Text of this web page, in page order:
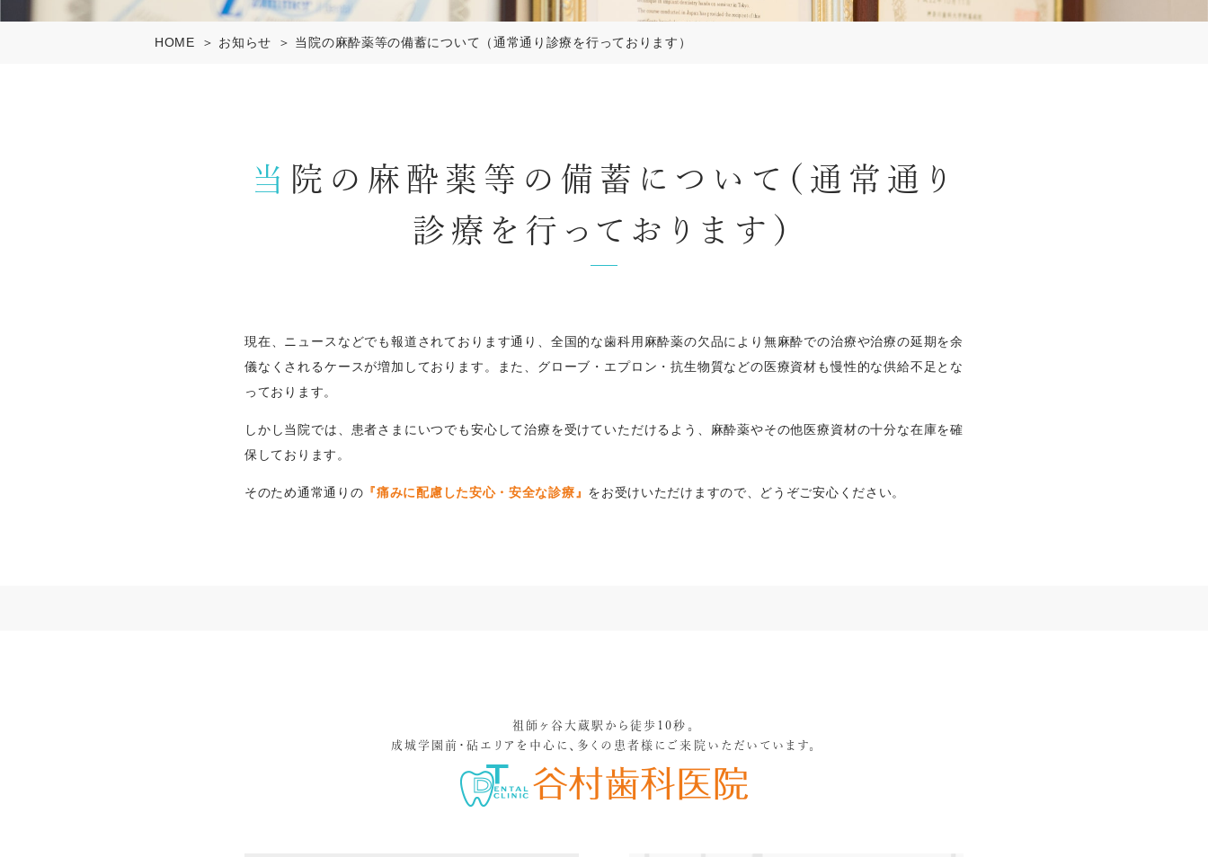
HOME お知らせ 当院の麻酔薬等の備蓄について（通常通り診療を行っております）
当院の麻酔薬等の備蓄について（通常通り
診療を行っております）
現在、ニュースなどでも報道されております通り、全国的な歯科用麻酔薬の欠品により無麻酔での治療や治療の延期を余
儀なくされるケースが増加しております。また、グローブ・エプロン・抗生物質などの医療資材も慢性的な供給不足とな
っております。
しかし当院では、患者さまにいつでも安心して治療を受けていただけるよう、麻酔薬やその他医療資材の十分な在庫を確
保しております。
そのため通常通りの 『痛みに配慮した安心・安全な診療』 をお受けいただけますので、どうぞご安心ください。
祖師ヶ谷大蔵駅から徒歩10秒。
成城学園前・砧エリアを中心に、 多くの患者様にご来院いただいています。